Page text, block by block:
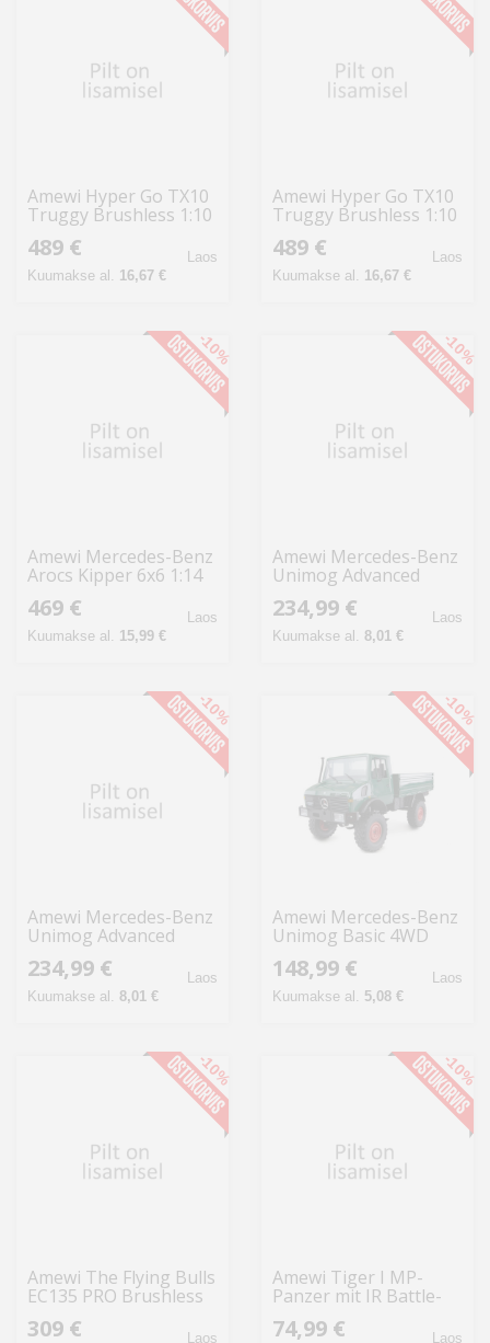
Amewi Hyper Go TX10
Truggy Brushless 1:10
RTR grau
489 €
Kuumakse al. 16,67 €
Laos
Amewi Hyper Go TX10
Truggy Brushless 1:10
RTR rot
489 €
Kuumakse al. 16,67 €
Laos
Amewi Mercedes-Benz
Arocs Kipper 6x6 1:14
RTR anthrazit
469 €
Kuumakse al. 15,99 €
Laos
-10%
Amewi Mercedes-Benz
Unimog Advanced
4WD 1:12 RTR orange
234,99 €
Kuumakse al. 8,01 €
Laos
-10%
Amewi Mercedes-Benz
Unimog Advanced
4WD 1:12 RTR petrol
234,99 €
Kuumakse al. 8,01 €
Laos
-10%
Amewi Mercedes-Benz
Unimog Basic 4WD
1:12 RTR grün
148,99 €
Kuumakse al. 5,08 €
Laos
-10%
Amewi The Flying Bulls
EC135 PRO Brushless
309 € Laos
-10%
Amewi Tiger I MP-
Panzer mit IR Battle-
74,99 € Laos
-10%